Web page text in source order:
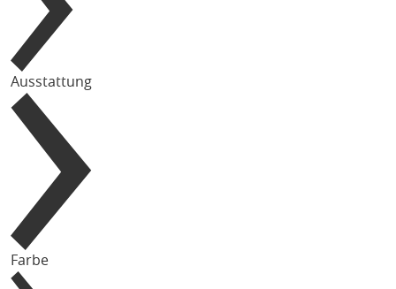
Ausstattung
Farbe